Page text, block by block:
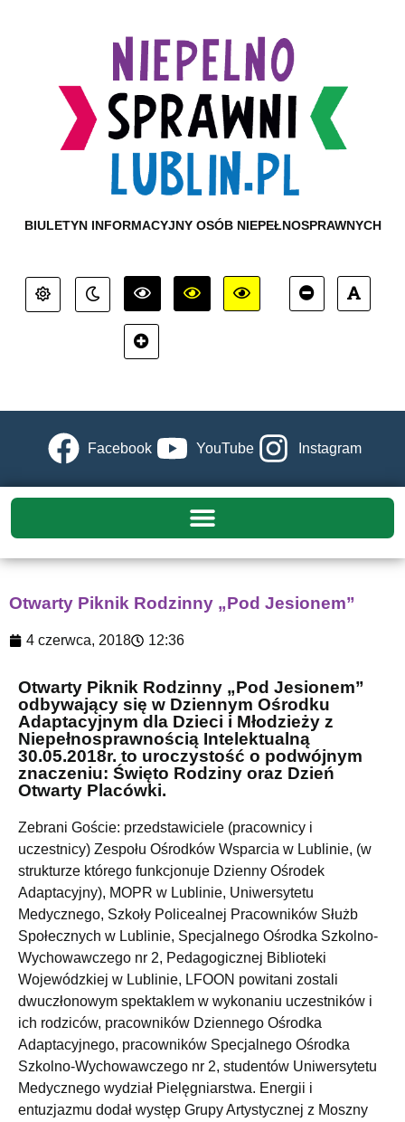
BIULETYN INFORMACYJNY OSÓB NIEPEŁNOSPRAWNYCH
Facebook YouTube Instagram
Otwarty Piknik Rodzinny „Pod Jesionem”
4 czerwca, 2018 12:36
Otwarty Piknik Rodzinny „Pod Jesionem”
odbywający się w Dziennym Ośrodku
Adaptacyjnym dla Dzieci i Młodzieży z
Niepełnosprawnością Intelektualną
30.05.2018r. to uroczystość o podwójnym
znaczeniu: Święto Rodziny oraz Dzień
Otwarty Placówki.
Zebrani Goście: przedstawiciele (pracownicy i
uczestnicy) Zespołu Ośrodków Wsparcia w Lublinie, (w
strukturze którego funkcjonuje Dzienny Ośrodek
Adaptacyjny), MOPR w Lublinie, Uniwersytetu
Medycznego, Szkoły Policealnej Pracowników Służb
Społecznych w Lublinie, Specjalnego Ośrodka Szkolno-
Wychowawczego nr 2, Pedagogicznej Biblioteki
Wojewódzkiej w Lublinie, LFOON powitani zostali
dwuczłonowym spektaklem w wykonaniu uczestników i
ich rodziców, pracowników Dziennego Ośrodka
Adaptacyjnego, pracowników Specjalnego Ośrodka
Szkolno-Wychowawczego nr 2, studentów Uniwersytetu
Medycznego wydział Pielęgniarstwa. Energii i
entuzjazmu dodał występ Grupy Artystycznej z Moszny